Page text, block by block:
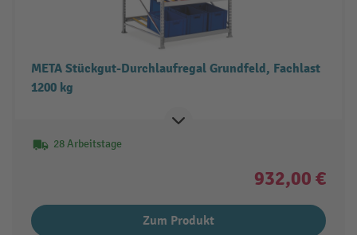
META Stückgut-Durchlaufregal Grundfeld, Fachlast
1200 kg
28 Arbeitstage
932,00 €
Zum Produkt